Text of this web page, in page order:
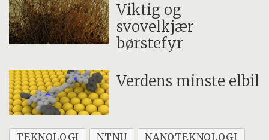
Viktig og
svovelkjær
børstefyr
Verdens minste elbil
TEKNOLOGI NTNU
NANOTEKNOLOGI